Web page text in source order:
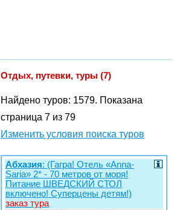
Отдых, путевки, туры (7)
Найдено туров: 1579. Показана
страница 7 из 79
Изменить условия поиска туров
Абхазия: (Гагра! Отель «Anna-
Saria» 2* - 70 метров от моря!
Питание ШВЕДСКИЙ СТОЛ
включено! Суперцены детям!)
заказ тура